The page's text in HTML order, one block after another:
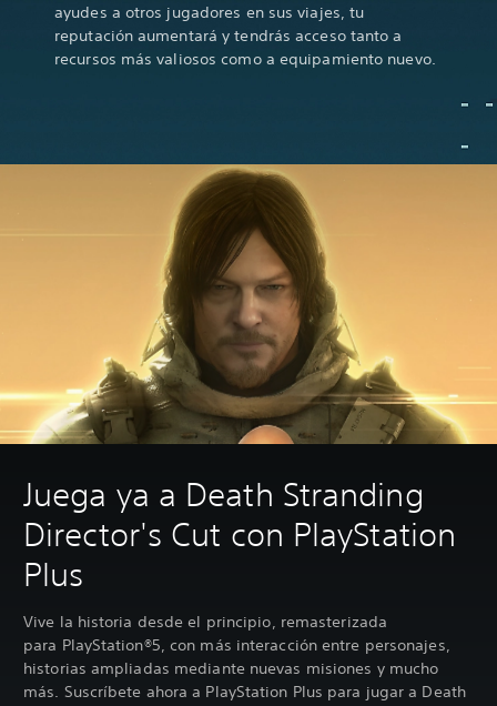
ayudes a otros jugadores en sus viajes, tu
reputación aumentará y tendrás acceso tanto a
recursos más valiosos como a equipamiento nuevo.
Juega ya a Death Stranding
Director's Cut con PlayStation
Plus
Vive la historia desde el principio, remasterizada
para PlayStation®5, con más interacción entre personajes,
historias ampliadas mediante nuevas misiones y mucho
más. Suscríbete ahora a PlayStation Plus para jugar a Death